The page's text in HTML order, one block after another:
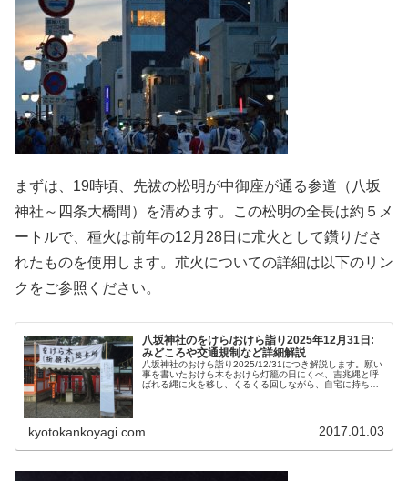
まずは、19時頃、先祓の松明が中御座が通る参道（八坂
神社～四条大橋間）を清めます。この松明の全長は約５メ
ートルで、種火は前年の12月28日に朮火として鑽りださ
れたものを使用します。朮火についての詳細は以下のリン
クをご参照ください。
八坂神社のをけら/おけら詣り2025年12月31日:
みどころや交通規制など詳細解説
八坂神社のおけら詣り2025/12/31につき解説します。願い
事を書いたおけら木をおけら灯籠の日にくべ、吉兆縄と呼
ばれる縄に火を移し、くるくる回しながら、自宅に持ち帰
kyotokankoyagi.com 2017.01.03